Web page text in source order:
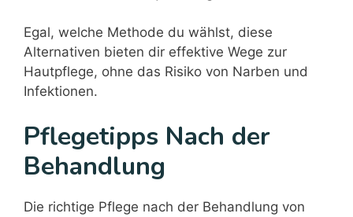
Egal, welche Methode du wählst, diese
Alternativen bieten dir effektive Wege zur
Hautpflege, ohne das Risiko von Narben und
Infektionen.
Pflegetipps Nach der
Behandlung
Die richtige Pflege nach der Behandlung von